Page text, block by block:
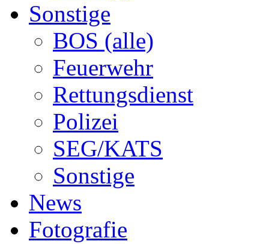
Sonstige
BOS (alle)
Feuerwehr
Rettungsdienst
Polizei
SEG/KATS
Sonstige
News
Fotografie